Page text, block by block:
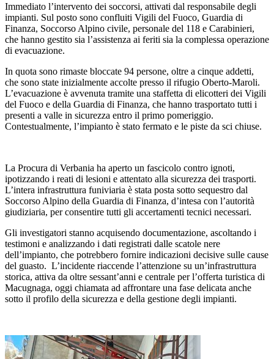
Immediato l’intervento dei soccorsi, attivati dal responsabile degli
impianti. Sul posto sono confluiti Vigili del Fuoco, Guardia di
Finanza, Soccorso Alpino civile, personale del 118 e Carabinieri,
che hanno gestito sia l’assistenza ai feriti sia la complessa operazione
di evacuazione.
In quota sono rimaste bloccate 94 persone, oltre a cinque addetti,
che sono state inizialmente accolte presso il rifugio Oberto-Maroli.
L’evacuazione è avvenuta tramite una staffetta di elicotteri dei Vigili
del Fuoco e della Guardia di Finanza, che hanno trasportato tutti i
presenti a valle in sicurezza entro il primo pomeriggio.
Contestualmente, l’impianto è stato fermato e le piste da sci chiuse.
La Procura di Verbania ha aperto un fascicolo contro ignoti,
ipotizzando i reati di lesioni e attentato alla sicurezza dei trasporti.
L’intera infrastruttura funiviaria è stata posta sotto sequestro dal
Soccorso Alpino della Guardia di Finanza, d’intesa con l’autorità
giudiziaria, per consentire tutti gli accertamenti tecnici necessari.
Gli investigatori stanno acquisendo documentazione, ascoltando i
testimoni e analizzando i dati registrati dalle scatole nere
dell’impianto, che potrebbero fornire indicazioni decisive sulle cause
del guasto. L’incidente riaccende l’attenzione su un’infrastruttura
storica, attiva da oltre sessant’anni e centrale per l’offerta turistica di
Macugnaga, oggi chiamata ad affrontare una fase delicata anche
sotto il profilo della sicurezza e della gestione degli impianti.